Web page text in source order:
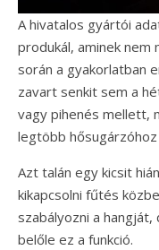
A hivatalos gyártói
produkál, aminek
során a gyakorlatban
zavart senkit sem a
vagy pihenés mellett,
legtöbb
Azt talán egy kicsit
kikapcsolni fűtés
szabályozni a hangját,
belőle ez a funkció.